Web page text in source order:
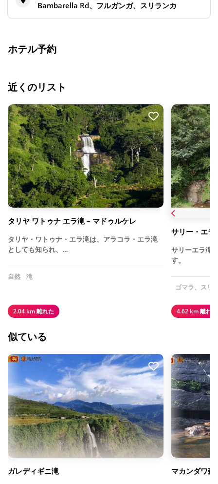
Bambarella Rd、フルガンガ、スリランカ
ホテル予約
近くのリスト
タリヤ ワトゥナ エラ滝 – マドゥルケレ
タリヤ・ワトゥナ・エラ滝は、アラコラ・エラ滝
としても知られ、…
自然 滝
2.04 km 離れた
サリー・エラ
サリーエラ滝
す。
ゴマラ、スリ
4.62 km 離れた
似ている
ガレディギニ滝 マカンダワ森